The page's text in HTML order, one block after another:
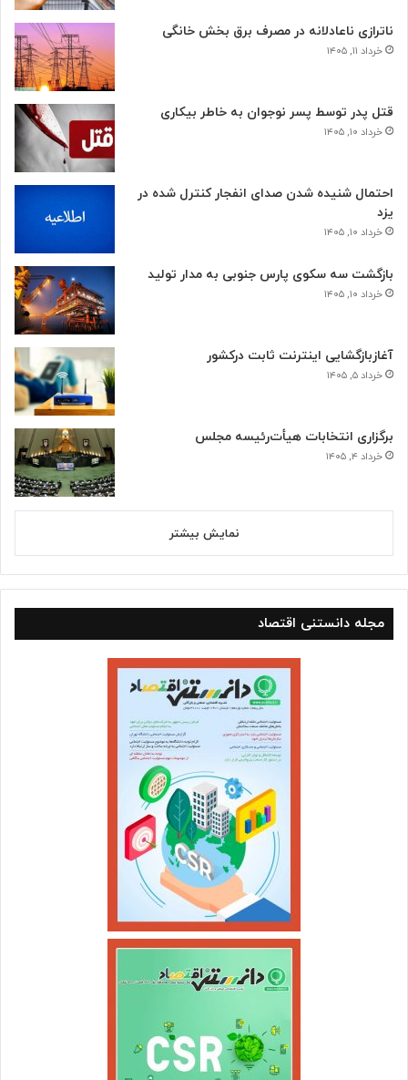
ناترازی ناعادلانه در مصرف برق بخش خانگی
خرداد ۱۱, ۱۴۰۵
قتل پدر توسط پسر نوجوان به خاطر بیکاری
خرداد ۱۰, ۱۴۰۵
احتمال شنیده شدن صدای انفجار کنترل شده در
یزد
خرداد ۱۰, ۱۴۰۵
بازگشت سه سکوی پارس جنوبی به مدار تولید
خرداد ۱۰, ۱۴۰۵
آغازبازگشایی اینترنت ثابت درکشور
خرداد ۵, ۱۴۰۵
برگزاری انتخابات هیأت‌رئیسه مجلس
خرداد ۴, ۱۴۰۵
نمایش بیشتر
مجله دانستنی اقتصاد